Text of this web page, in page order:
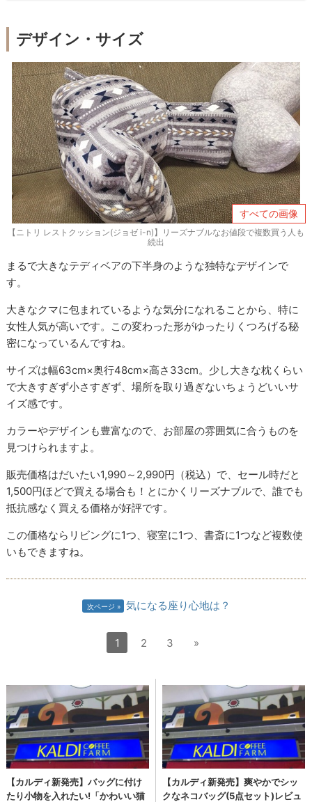
デザイン・サイズ
すべての画像
【ニトリ レストクッション(ジョゼ i-n)】リーズナブルなお値段で複数買う人も
続出
まるで大きなテディベアの下半身のような独特なデザインで
す。
大きなクマに包まれているような気分になれることから、特に
女性人気が高いです。この変わった形がゆったりくつろげる秘
密になっているんですね。
サイズは幅63cm×奥行48cm×高さ33cm。少し大きな枕くらい
で大きすぎず小さすぎず、場所を取り過ぎないちょうどいいサ
イズ感です。
カラーやデザインも豊富なので、お部屋の雰囲気に合うものを
見つけられますよ。
販売価格はだいたい1,990～2,990円（税込）で、セール時だと
1,500円ほどで買える場合も！とにかくリーズナブルで、誰でも
抵抗感なく買える価格が好評です。
この価格ならリビングに1つ、寝室に1つ、書斎に1つなど複数使
いもできますね。
次ページ 気になる座り心地は？
1 2 3 »